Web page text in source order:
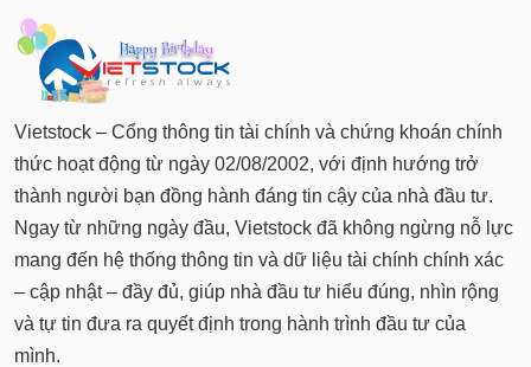
Vietstock – Cổng thông tin tài chính và chứng khoán chính
thức hoạt động từ ngày 02/08/2002, với định hướng trở
thành người bạn đồng hành đáng tin cậy của nhà đầu tư.
Ngay từ những ngày đầu, Vietstock đã không ngừng nỗ lực
mang đến hệ thống thông tin và dữ liệu tài chính chính xác
– cập nhật – đầy đủ, giúp nhà đầu tư hiểu đúng, nhìn rộng
và tự tin đưa ra quyết định trong hành trình đầu tư của
mình.